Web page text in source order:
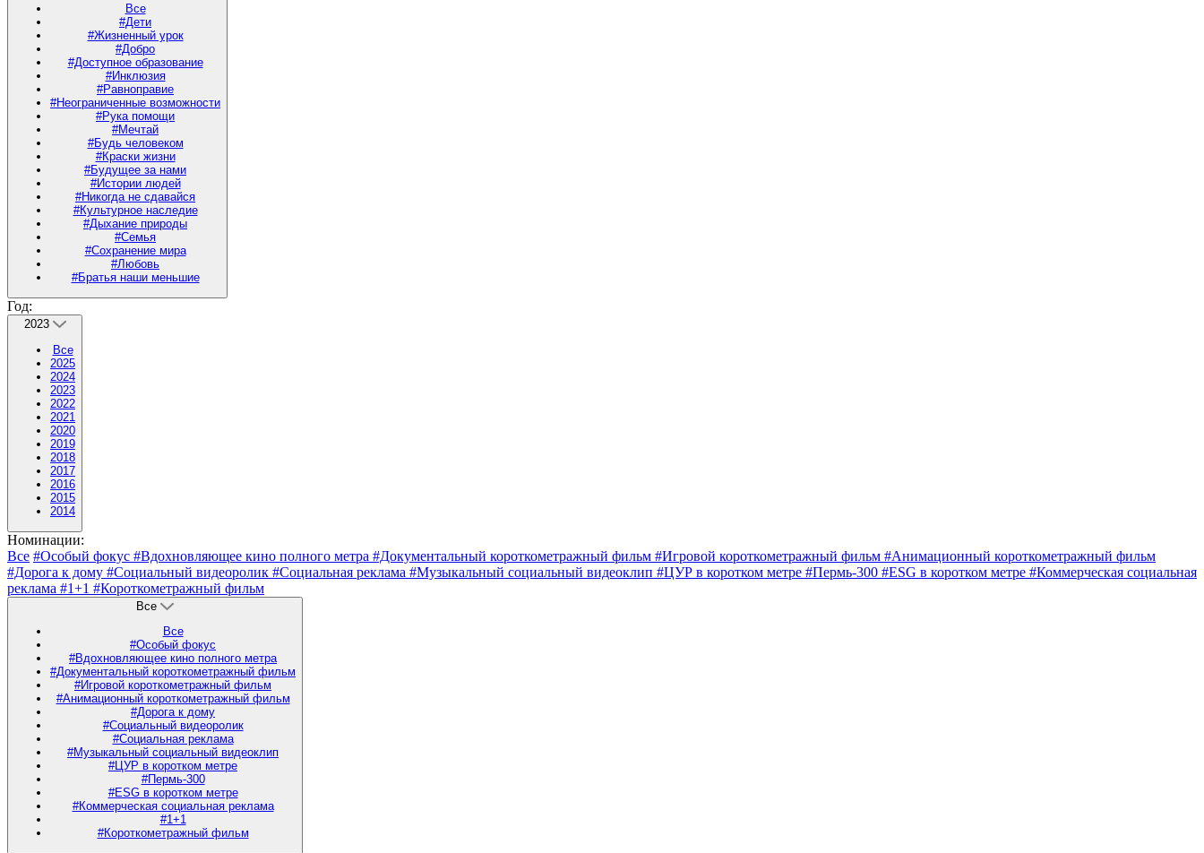
Все
#Дети
#Жизненный урок
#Добро
#Доступное образование
#Инклюзия
#Равноправие
#Неограниченные возможности
#Рука помощи
#Мечтай
#Будь человеком
#Краски жизни
#Будущее за нами
#Истории людей
#Никогда не сдавайся
#Культурное наследие
#Дыхание природы
#Семья
#Сохранение мира
#Любовь
#Братья наши меньшие
Год:
2023
Все
2025
2024
2023
2022
2021
2020
2019
2018
2017
2016
2015
2014
Номинации:
Все #Особый фокус #Вдохновляющее кино полного метра #Документальный короткометражный фильм #Игровой короткометражный фильм #Анимационный короткометражный фильм
#Дорога к дому #Социальный видеоролик #Социальная реклама #Музыкальный социальный видеоклип #ЦУР в коротком метре #Пермь-300 #ESG в коротком метре #Коммерческая социальная
реклама #1+1 #Короткометражный фильм
Все
Все
#Особый фокус
#Вдохновляющее кино полного метра
#Документальный короткометражный фильм
#Игровой короткометражный фильм
#Анимационный короткометражный фильм
#Дорога к дому
#Социальный видеоролик
#Социальная реклама
#Музыкальный социальный видеоклип
#ЦУР в коротком метре
#Пермь-300
#ESG в коротком метре
#Коммерческая социальная реклама
#1+1
#Короткометражный фильм